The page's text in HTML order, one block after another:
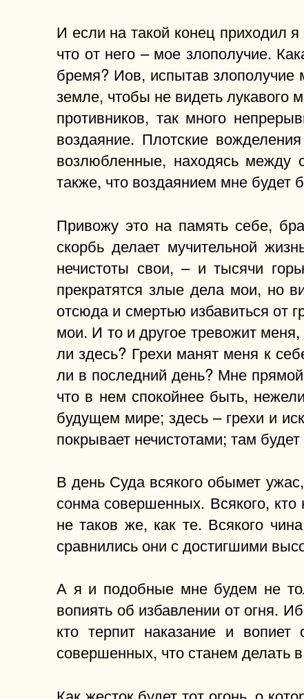
И если на такой конец приходил
что от него – мое злополучие.
бремя? Иов, испытав
земле, чтобы не видеть лукавого
противников, так много
воздаяние. Плотские
возлюбленные, находясь между
также, что воздаянием мне будет
Привожу это на память себе,
скорбь делает мучительной
нечистоты свои, – и тысячи
прекратятся злые дела мои, но
отсюда и смертью избавиться от
мои. И то и другое тревожит
ли здесь? Грехи манят меня к
ли в последний день? Мне
что в нем спокойнее быть,
будущем мире; здесь – грехи и
покрывает нечистотами; там
В день Суда всякого обымет
сонма совершенных. Всякого,
не таков же, как те. Всякого
сравнились они с достигшими
А я и подобные мне будем не
вопиять об избавлении от огня.
кто терпит наказание и
совершенных, что станем делать